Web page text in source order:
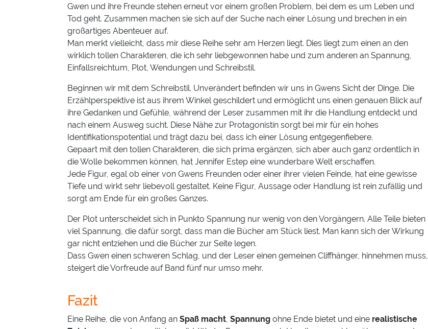
Gwen und ihre Freunde stehen erneut vor einem großen Problem, bei dem es um Leben und
Tod geht. Zusammen machen sie sich auf der Suche nach einer Lösung und brechen in ein
großartiges Abenteuer auf.
Man merkt vielleicht, dass mir diese Reihe sehr am Herzen liegt. Dies liegt zum einen an den
wirklich tollen Charakteren, die ich sehr liebgewonnen habe und zum anderen an Spannung,
Einfallsreichtum, Plot, Wendungen und Schreibstil.
Beginnen wir mit dem Schreibstil. Unverändert befinden wir uns in Gwens Sicht der Dinge. Die
Erzählperspektive ist aus ihrem Winkel geschildert und ermöglicht uns einen genauen Blick auf
ihre Gedanken und Gefühle, während der Leser zusammen mit ihr die Handlung entdeckt und
nach einem Ausweg sucht. Diese Nähe zur Protagonistin sorgt bei mir für ein hohes
Identifikationspotential und trägt dazu bei, dass ich einer Lösung entgegenfiebere.
Gepaart mit den tollen Charakteren, die sich prima ergänzen, sich aber auch ganz ordentlich in
die Wolle bekommen können, hat Jennifer Estep eine wunderbare Welt erschaffen.
Jede Figur, egal ob einer von Gwens Freunden oder einer ihrer vielen Feinde, hat eine gewisse
Tiefe und wirkt sehr liebevoll gestaltet. Keine Figur, Aussage oder Handlung ist rein zufällig und
sorgt am Ende für ein großes Ganzes.
Der Plot unterscheidet sich in Punkto Spannung nur wenig von den Vorgängern. Alle Teile bieten
viel Spannung, die dafür sorgt, dass man die Bücher am Stück liest. Man kann sich der Wirkung
gar nicht entziehen und die Bücher zur Seite legen.
Dass Gwen einen schweren Schlag, und der Leser einen gemeinen Cliffhänger, hinnehmen muss,
steigert die Vorfreude auf Band fünf nur umso mehr.
Fazit
Eine Reihe, die von Anfang an Spaß macht, Spannung ohne Ende bietet und eine realistische